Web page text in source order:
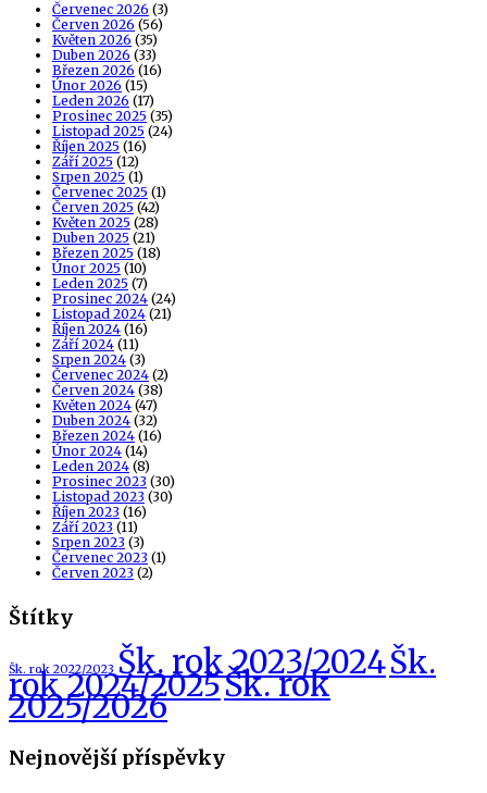
Červenec 2026 (3)
Červen 2026 (56)
Květen 2026 (35)
Duben 2026 (33)
Březen 2026 (16)
Únor 2026 (15)
Leden 2026 (17)
Prosinec 2025 (35)
Listopad 2025 (24)
Říjen 2025 (16)
Září 2025 (12)
Srpen 2025 (1)
Červenec 2025 (1)
Červen 2025 (42)
Květen 2025 (28)
Duben 2025 (21)
Březen 2025 (18)
Únor 2025 (10)
Leden 2025 (7)
Prosinec 2024 (24)
Listopad 2024 (21)
Říjen 2024 (16)
Září 2024 (11)
Srpen 2024 (3)
Červenec 2024 (2)
Červen 2024 (38)
Květen 2024 (47)
Duben 2024 (32)
Březen 2024 (16)
Únor 2024 (14)
Leden 2024 (8)
Prosinec 2023 (30)
Listopad 2023 (30)
Říjen 2023 (16)
Září 2023 (11)
Srpen 2023 (3)
Červenec 2023 (1)
Červen 2023 (2)
Štítky
Šk. rok 2022/2023 Šk. rok 2023/2024Šk.
rok 2024/2025Šk. rok
2025/2026
Nejnovější příspěvky